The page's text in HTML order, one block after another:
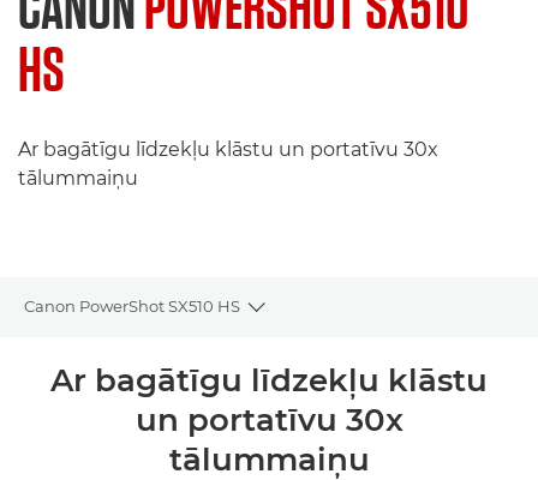
HS
Ar bagātīgu līdzekļu klāstu un portatīvu 30x
tālummaiņu
Canon PowerShot SX510 HS
Toggle breadcrumbs
Pārskats
Ar bagātīgu līdzekļu klāstu
un portatīvu 30x
tālummaiņu